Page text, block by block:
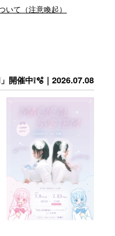
て（注意喚起）
開催中❕🫧｜2026.07.08